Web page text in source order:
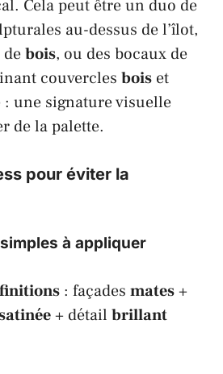
Cela peut être un duo de
au-dessus de l’îlot,
bois, ou des bocaux de
couvercles bois et
: une signature visuelle
de la palette.
pour éviter la
à appliquer
finitions : façades mates+
+ détail brillant